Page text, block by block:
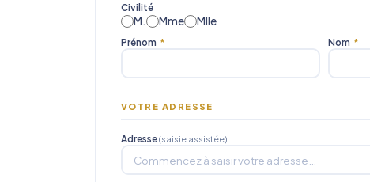
Civilité
M. Mme Mlle
Prénom * Nom *
VOTRE ADRESSE
Adresse(saisie assistée)